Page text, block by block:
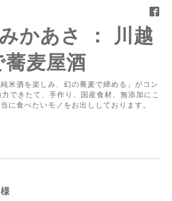
かあさ ： 川越
蕎麦屋酒
米酒を楽しみ、幻の蕎麦で締める」がコン
できたて、手作り、国産食材、無添加にこ
に食べたいモノをお出ししております。